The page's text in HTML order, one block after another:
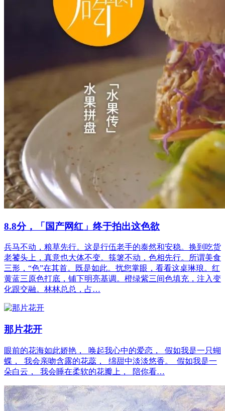
8.8分，「国产网红」终于拍出这色欲
兵马不动，粮草先行。这是行伍老手的泰然和安稳。换到吃货
老饕头上，真意也大体不变。筷箸不动，色相先行。所谓美食
三形，“色”在其首。既是如此。扰您掌眼，看看这桌琳琅。红
黄蓝三原色打底，铺下明亮基调。橙绿紫三间色填充，注入变
化跟交融。林林总总，占…
那片花开
眼前的花海如此娇艳， 唤起我心中的爱恋， 假如我是一只蝴
蝶， 我会亲吻含露的花蕊， 绵甜中淡淡悠香。 假如我是一
朵白云， 我会睡在柔软的花瓣上， 陪你看…